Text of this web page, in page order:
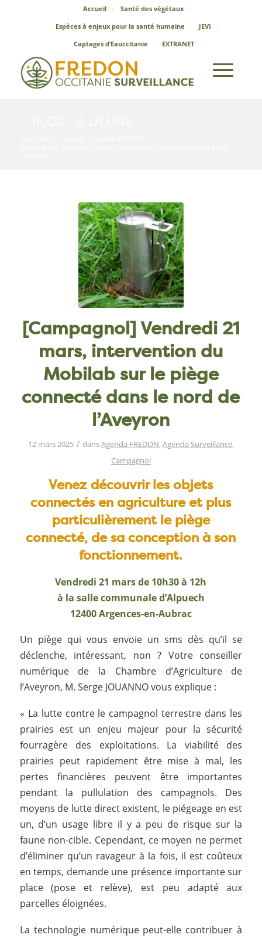
Accueil
Santé des végétaux
Espèces à enjeux pour la santé humaine
JEVI
Captages d’Eauccitanie
EXTRANET
[Campagnol] Vendredi 21
mars, intervention du
Mobilab sur le piège
connecté dans le nord de
l’Aveyron
12 mars 2025 / dansAgenda FREDON, Agenda Surveillance,
Campagnol
Venez découvrir les objets
connectés en agriculture et plus
particulièrement le piège
connecté, de sa conception à son
fonctionnement.
Vendredi 21 mars de 10h30 à 12h
à la salle communale d’Alpuech
12400 Argences-en-Aubrac
Un piège qui vous envoie un sms dès qu’il se
déclenche, intéressant, non ? Votre conseiller
numérique de la Chambre d’Agriculture de
l’Aveyron, M. Serge JOUANNO vous explique :
« La lutte contre le campagnol terrestre dans les
prairies est un enjeu majeur pour la sécurité
fourragère des exploitations. La viabilité des
prairies peut rapidement être mise à mal, les
pertes financières peuvent être importantes
pendant la pullulation des campagnols. Des
moyens de lutte direct existent, le piégeage en est
un, d’un usage libre il y a peu de risque sur la
faune non-cible. Cependant, ce moyen ne permet
d’éliminer qu’un ravageur à la fois, il est coûteux
en temps, demande une présence importante sur
place (pose et relève), est peu adapté aux
parcelles éloignées.
La technologie numérique peut-elle contribuer à